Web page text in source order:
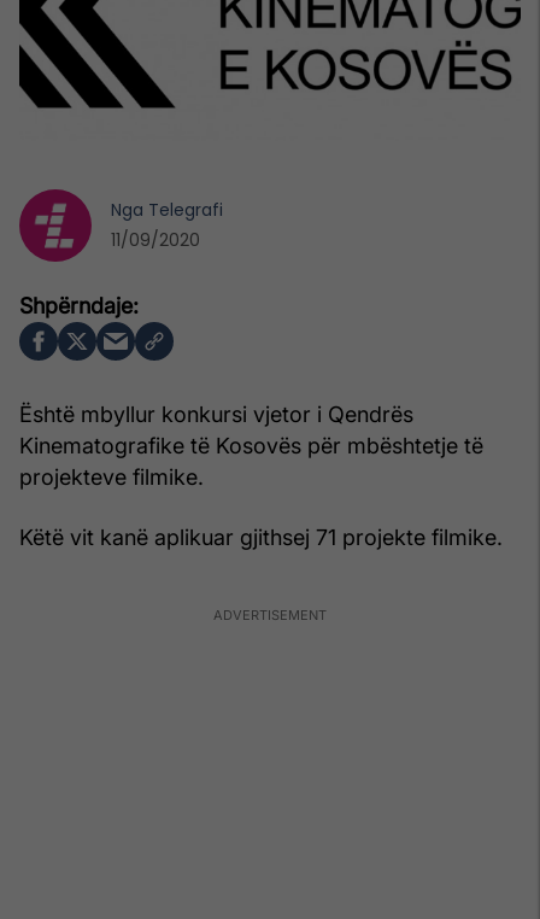
Është mbyllur konkursi vjetor i Qendrës
Kinematografike të Kosovës për mbështetje të
projekteve filmike.
Këtë vit kanë aplikuar gjithsej 71 projekte filmike.
Nga Telegrafi
11/09/2020